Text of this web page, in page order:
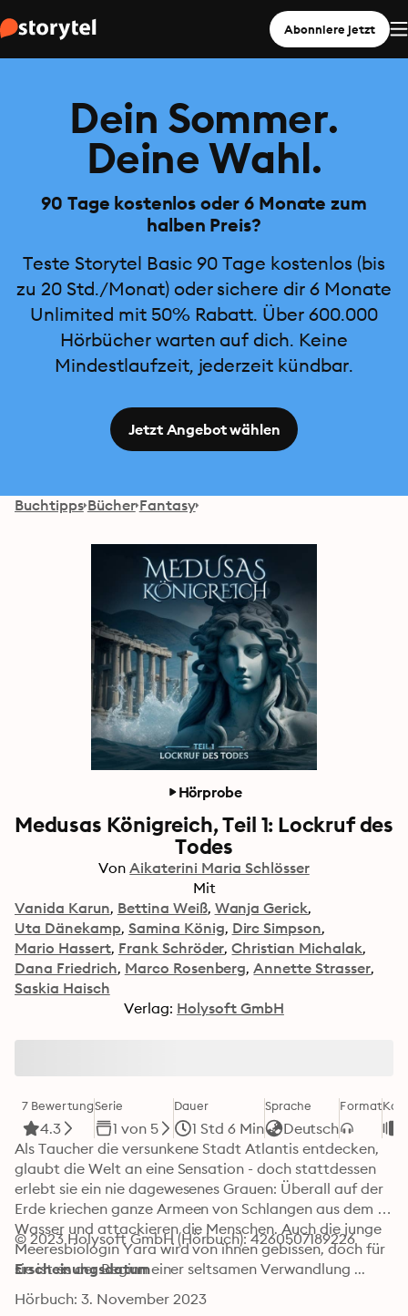
Abonniere jetzt
Dein Sommer.
Deine Wahl.
90 Tage kostenlos oder 6 Monate zum
halben Preis?
Teste Storytel Basic 90 Tage kostenlos (bis
zu 20 Std./Monat) oder sichere dir 6 Monate
Unlimited mit 50% Rabatt. Über 600.000
Hörbücher warten auf dich. Keine
Mindestlaufzeit, jederzeit kündbar.
Jetzt Angebot wählen
Buchtipps Bücher Fantasy
Hörprobe
Medusas Königreich, Teil 1: Lockruf des
Todes
Von Aikaterini Maria Schlösser
Mit
Vanida Karun Bettina Weiß Wanja Gerick
Uta Dänekamp Samina König Dirc Simpson
Mario Hassert Frank Schröder Christian Michalak
Dana Friedrich Marco Rosenberg Annette Strasser
Saskia Haisch
Verlag: Holysoft GmbH
7 Bewertung
4.3
Serie
1 von 5
Dauer
1 Std 6 Min
Sprache
Deutsch
Format
Als Taucher die versunkene Stadt Atlantis entdecken,
glaubt die Welt an eine Sensation - doch stattdessen
erlebt sie ein nie dagewesenes Grauen: Überall auf der
Erde kriechen ganze Armeen von Schlangen aus dem
Wasser und attackieren die Menschen. Auch die junge
Meeresbiologin Yara wird von ihnen gebissen, doch für
sie ist es der Beginn einer seltsamen Verwandlung ...
© 2023 Holysoft GmbH (Hörbuch): 4260507189226
Erscheinungsdatum
Hörbuch: 3. November 2023